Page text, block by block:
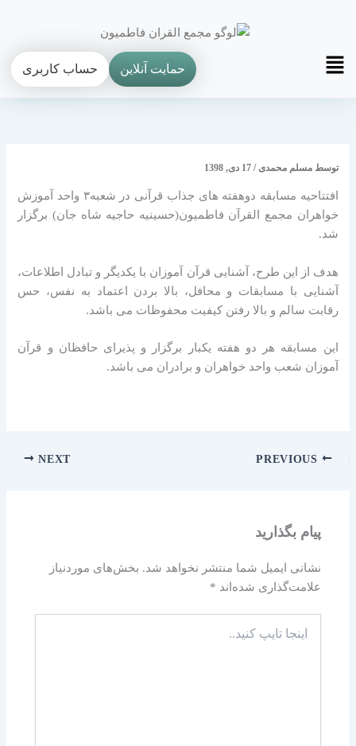
Main
Menu
حمایت آنلاین حساب کاربری
توسط مسلم محمدی/17 دی, 1398
افتتاحیه مسابقه دوهفته های جذاب قرآنی در شعبه۳ واحد آموزش
خواهران مجمع القرآن فاطمیون(حسینیه حاجیه شاه جان) برگزار
شد.
هدف از این طرح، آشنایی قرآن آموزان با یکدیگر و تبادل اطلاعات،
آشنایی با مسابقات و محافل، بالا بردن اعتماد به نفس، حس
رقابت سالم و بالا رفتن کیفیت محفوظات می باشد.
این مسابقه هر دو هفته یکبار برگزار و پذیرای حافظان و قرآن
آموزان شعب واحد خواهران و برادران می باشد.
NEXT
پیام بگذارید
نشانی ایمیل شما منتشر نخواهد شد. بخش‌های موردنیاز
علامت‌گذاری شده‌اند *
تایپ